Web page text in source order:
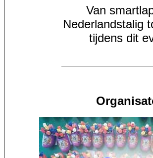
Van
Nederlandstalig
tijdens dit